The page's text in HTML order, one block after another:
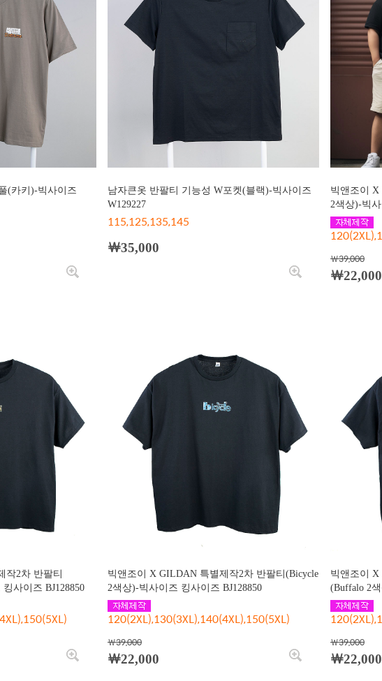
(카키)-빅사이즈
남자큰옷 반팔티 기능성 W포켓(블랙)-빅사이즈
W129227
115,125,135,145
￦35,000
빅앤조이
2색상)-빅
￦39,000
￦22,000
작2차 반팔티
사이즈 BJ128850
빅앤조이 X GILDAN 특별제작2차 반팔티(Bicycle
2색상)-빅사이즈 킹사이즈 BJ128850
120(2XL),130(3XL),140(4XL),150(5XL)
￦39,000
￦22,000
빅앤조이 X
(Buffalo 2
￦39,000
￦22,000